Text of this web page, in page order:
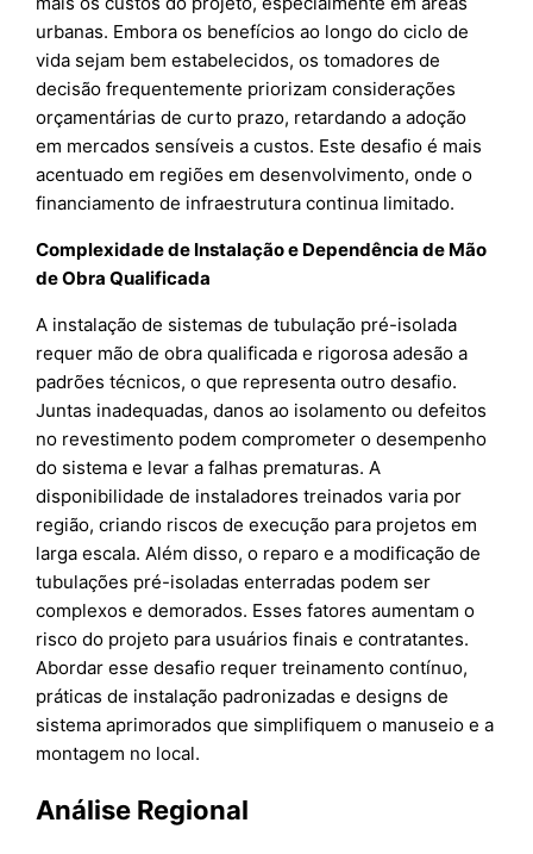
urbanas. Embora os benefícios ao longo do ciclo de
vida sejam bem estabelecidos, os tomadores de
decisão frequentemente priorizam considerações
orçamentárias de curto prazo, retardando a adoção
em mercados sensíveis a custos. Este desafio é mais
acentuado em regiões em desenvolvimento, onde o
financiamento de infraestrutura continua limitado.
Complexidade de Instalação e Dependência de Mão
de Obra Qualificada
A instalação de sistemas de tubulação pré-isolada
requer mão de obra qualificada e rigorosa adesão a
padrões técnicos, o que representa outro desafio.
Juntas inadequadas, danos ao isolamento ou defeitos
no revestimento podem comprometer o desempenho
do sistema e levar a falhas prematuras. A
disponibilidade de instaladores treinados varia por
região, criando riscos de execução para projetos em
larga escala. Além disso, o reparo e a modificação de
tubulações pré-isoladas enterradas podem ser
complexos e demorados. Esses fatores aumentam o
risco do projeto para usuários finais e contratantes.
Abordar esse desafio requer treinamento contínuo,
práticas de instalação padronizadas e designs de
sistema aprimorados que simplifiquem o manuseio e a
montagem no local.
Análise Regional